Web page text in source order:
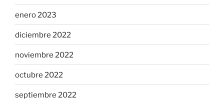
enero 2023
diciembre 2022
noviembre 2022
octubre 2022
septiembre 2022